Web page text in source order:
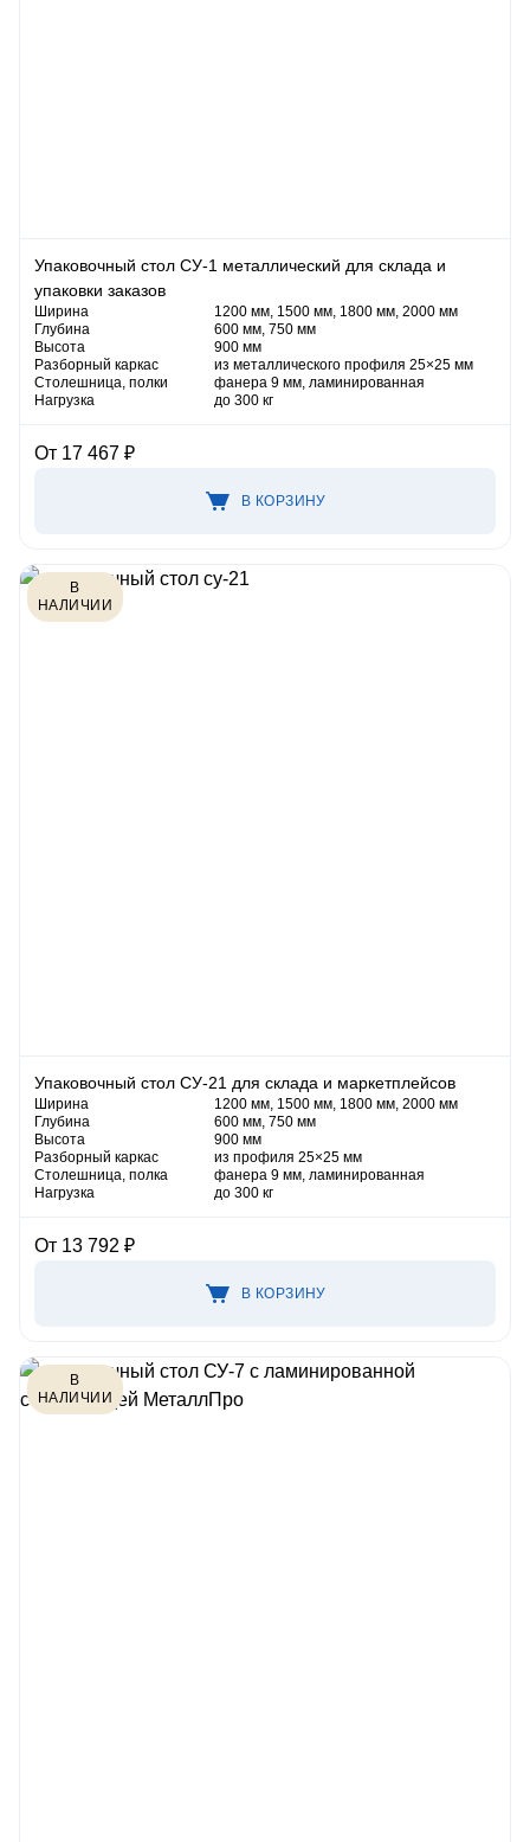
Упаковочный стол СУ-1 металлический для склада и
упаковки заказов
Ширина
1200 мм, 1500 мм, 1800 мм, 2000 мм
Глубина
600 мм, 750 мм
Высота
900 мм
Разборный каркас
из металлического профиля 25×25 мм
Столешница, полки
фанера 9 мм, ламинированная
Нагрузка
до 300 кг
От 17 467 ₽
В КОРЗИНУ
Упаковочный стол СУ-21 для склада и маркетплейсов
Ширина
1200 мм, 1500 мм, 1800 мм, 2000 мм
Глубина
600 мм, 750 мм
Высота
900 мм
Разборный каркас
из профиля 25×25 мм
Столешница, полка
фанера 9 мм, ламинированная
Нагрузка
до 300 кг
От 13 792 ₽
В КОРЗИНУ
В
НАЛИЧИИ
В
НАЛИЧИИ